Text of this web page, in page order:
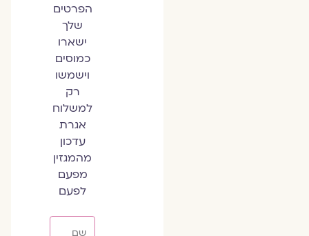
הפרטים
שלך
ישארו
כמוסים
וישמשו
רק
למשלוח
אגרת
עדכון
מהמגזין
מפעם
לפעם